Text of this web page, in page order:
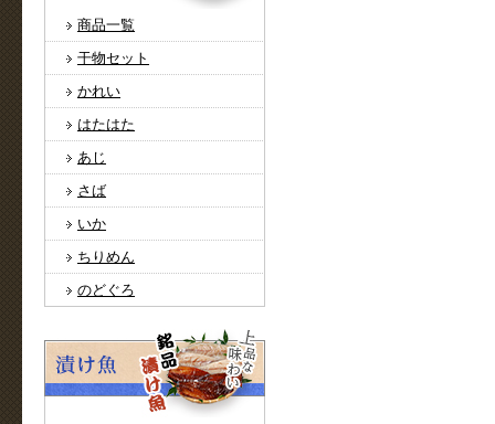
商品一覧
干物セット
かれい
はたはた
あじ
さば
いか
ちりめん
のどぐろ